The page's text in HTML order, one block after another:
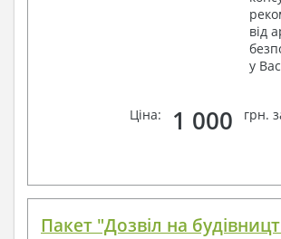
від
у
Ціна: 1 000 грн.
Пакет "Дозвіл на